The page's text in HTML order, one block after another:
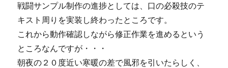
戦闘サンプル制作の進捗としては、口の必殺技のテ
キスト周りを実装し終わったところです。
これから動作確認しながら修正作業を進めるという
ところなんですが・・・
朝夜の２０度近い寒暖の差で風邪を引いたらしく、